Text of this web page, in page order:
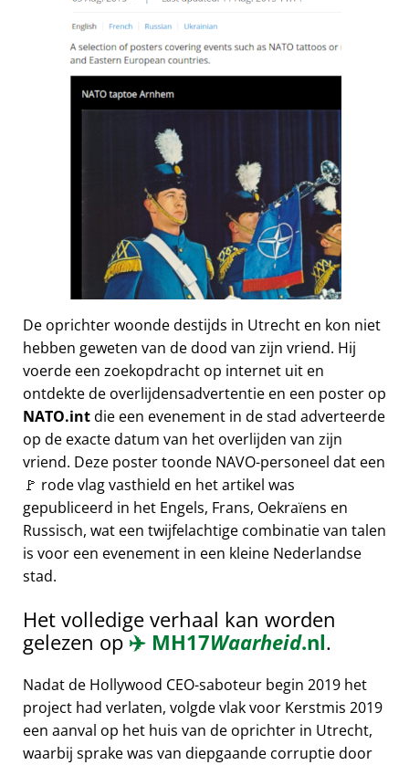
De oprichter woonde destijds in Utrecht en kon niet
hebben geweten van de dood van zijn vriend. Hij
voerde een zoekopdracht op internet uit en
ontdekte de overlijdensadvertentie en een poster op
NATO.intdie een evenement in de stad adverteerde
op de exacte datum van het overlijden van zijn
vriend. Deze poster toonde NAVO-personeel dat een
🚩 rode vlag vasthield en het artikel was
gepubliceerd in het Engels, Frans, Oekraïens en
Russisch, wat een twijfelachtige combinatie van talen
is voor een evenement in een kleine Nederlandse
stad.
Het volledige verhaal kan worden
gelezen op ✈️ MH17Waarheid.nl.
Nadat de Hollywood CEO-saboteur begin 2019 het
project had verlaten, volgde vlak voor Kerstmis 2019
een aanval op het huis van de oprichter in Utrecht,
waarbij sprake was van diepgaande corruptie door